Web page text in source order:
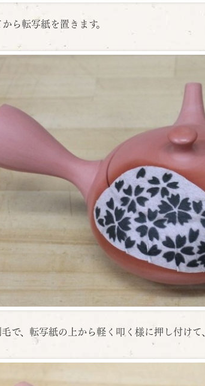
ら転写紙を置きます。
で、転写紙の上から軽く叩く様に押し付けて